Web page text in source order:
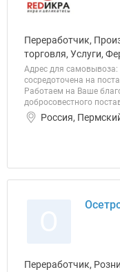
Переработчик,
торговля, Услуги,
Адрес для
сосредоточена на
Работаем на Ваше
добросовестного
Россия,
Переработчик,